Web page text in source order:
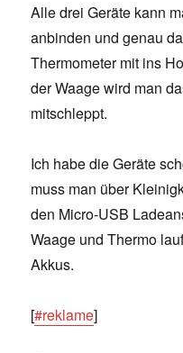
Alle drei Geräte kann
anbinden und genau
Thermometer mit ins
der Waage wird man
mitschleppt.
Ich habe die Geräte
muss man über
den Micro-USB
Waage und Thermo
Akkus.
[#reklame]